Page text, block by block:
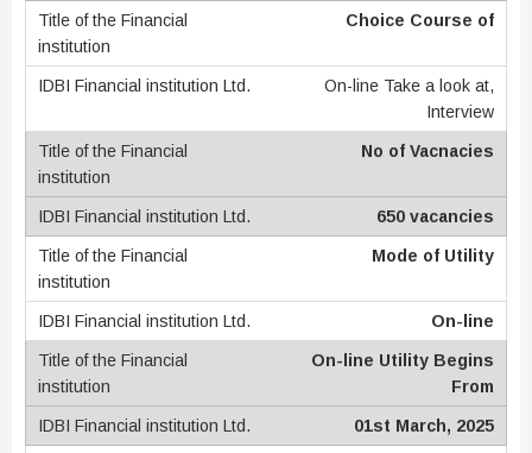
Choice Course of
On-line Take a look at,
Interview
No of Vacnacies
650 vacancies
Mode of Utility
On-line
On-line Utility Begins
From
01st March, 2025